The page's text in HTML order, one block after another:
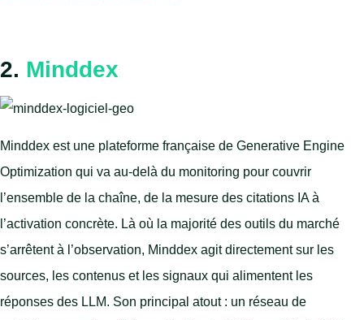
2. Minddex
Minddex est une plateforme française de Generative Engine
Optimization qui va au-delà du monitoring pour couvrir
l’ensemble de la chaîne, de la mesure des citations IA à
l’activation concrète. Là où la majorité des outils du marché
s’arrêtent à l’observation, Minddex agit directement sur les
sources, les contenus et les signaux qui alimentent les
réponses des LLM. Son principal atout : un réseau de